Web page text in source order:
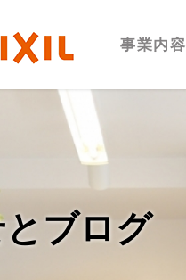
事業内容
ブログ